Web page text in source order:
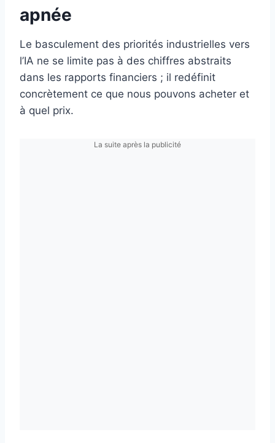
apnée
Le basculement des priorités industrielles vers
l’IA ne se limite pas à des chiffres abstraits
dans les rapports financiers ; il redéfinit
concrètement ce que nous pouvons acheter et
à quel prix.
La suite après la publicité